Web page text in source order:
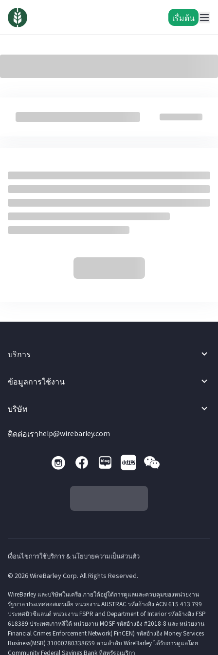
เรื่มต้น
บริการ
ข้อมูลการใช้งาน
บริษัท
ติดต่อเราhelp@wirebarley.com
เงื่อนไขการใช้บริการ & นโยบายความเป็นส่วนตัว
© 2026 WireBarley Corp. All Rights Reserved.
WireBarley และบริษัทในเครือ ภายใต้อยู่ใต้การดูแลและควบคุมของหน่วยงาน
รัฐบาล ประเทศออสเตรเลีย หน่วยงาน AUSTRAC รหัสอ้างอิง ACN 615 413 799
ประทศนิวซีแลนด์ หน่วยงาน FSPR and Department of Interior รหัสอ้างอิง FSP
618389 ประเทศเกาหลีใต้ หน่วยงาน MOSF รหัสอ้างอิง #2018-8 และ หน่วยงาน
Financial Crimes Enforcement Network( FinCEN) รหัสอ้างอิง Money Services
Business(MSB) 31000280338659 ตามลำดับ WireBarley ได้รับการดูแลโดย
Community Federal Savings Bank ที่สหรัฐอเมริกา